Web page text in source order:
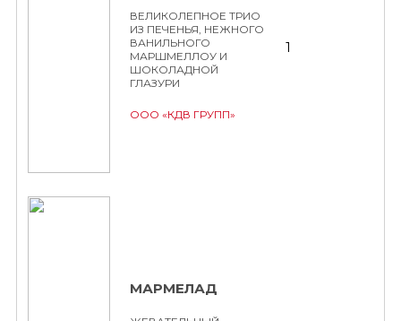
ВЕЛИКОЛЕПНОЕ ТРИО
ИЗ ПЕЧЕНЬЯ, НЕЖНОГО
ВАНИЛЬНОГО
МАРШМЕЛЛОУ И
ШОКОЛАДНОЙ
ГЛАЗУРИ
ООО «КДВ ГРУПП»
1
МАРМЕЛАД